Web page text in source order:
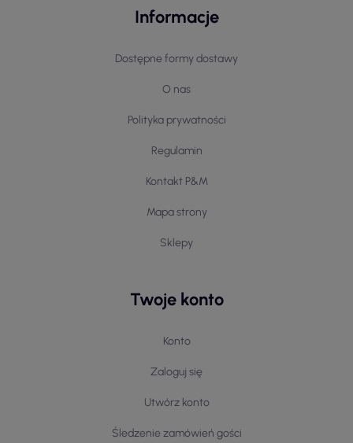
Informacje
Dostępne formy dostawy
O nas
Polityka prywatności
Regulamin
Kontakt P&M
Mapa strony
Sklepy
Twoje konto
Konto
Zaloguj się
Utwórz konto
Śledzenie zamówień gości